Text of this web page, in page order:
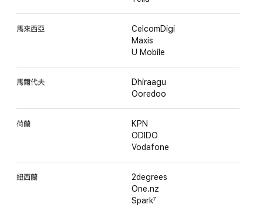
馬來西亞
CelcomDigi
Maxis
U Mobile
馬爾代夫
Dhiraagu
Ooredoo
荷蘭
KPN
ODIDO
Vodafone
紐西蘭
2degrees
One.nz
Spark7